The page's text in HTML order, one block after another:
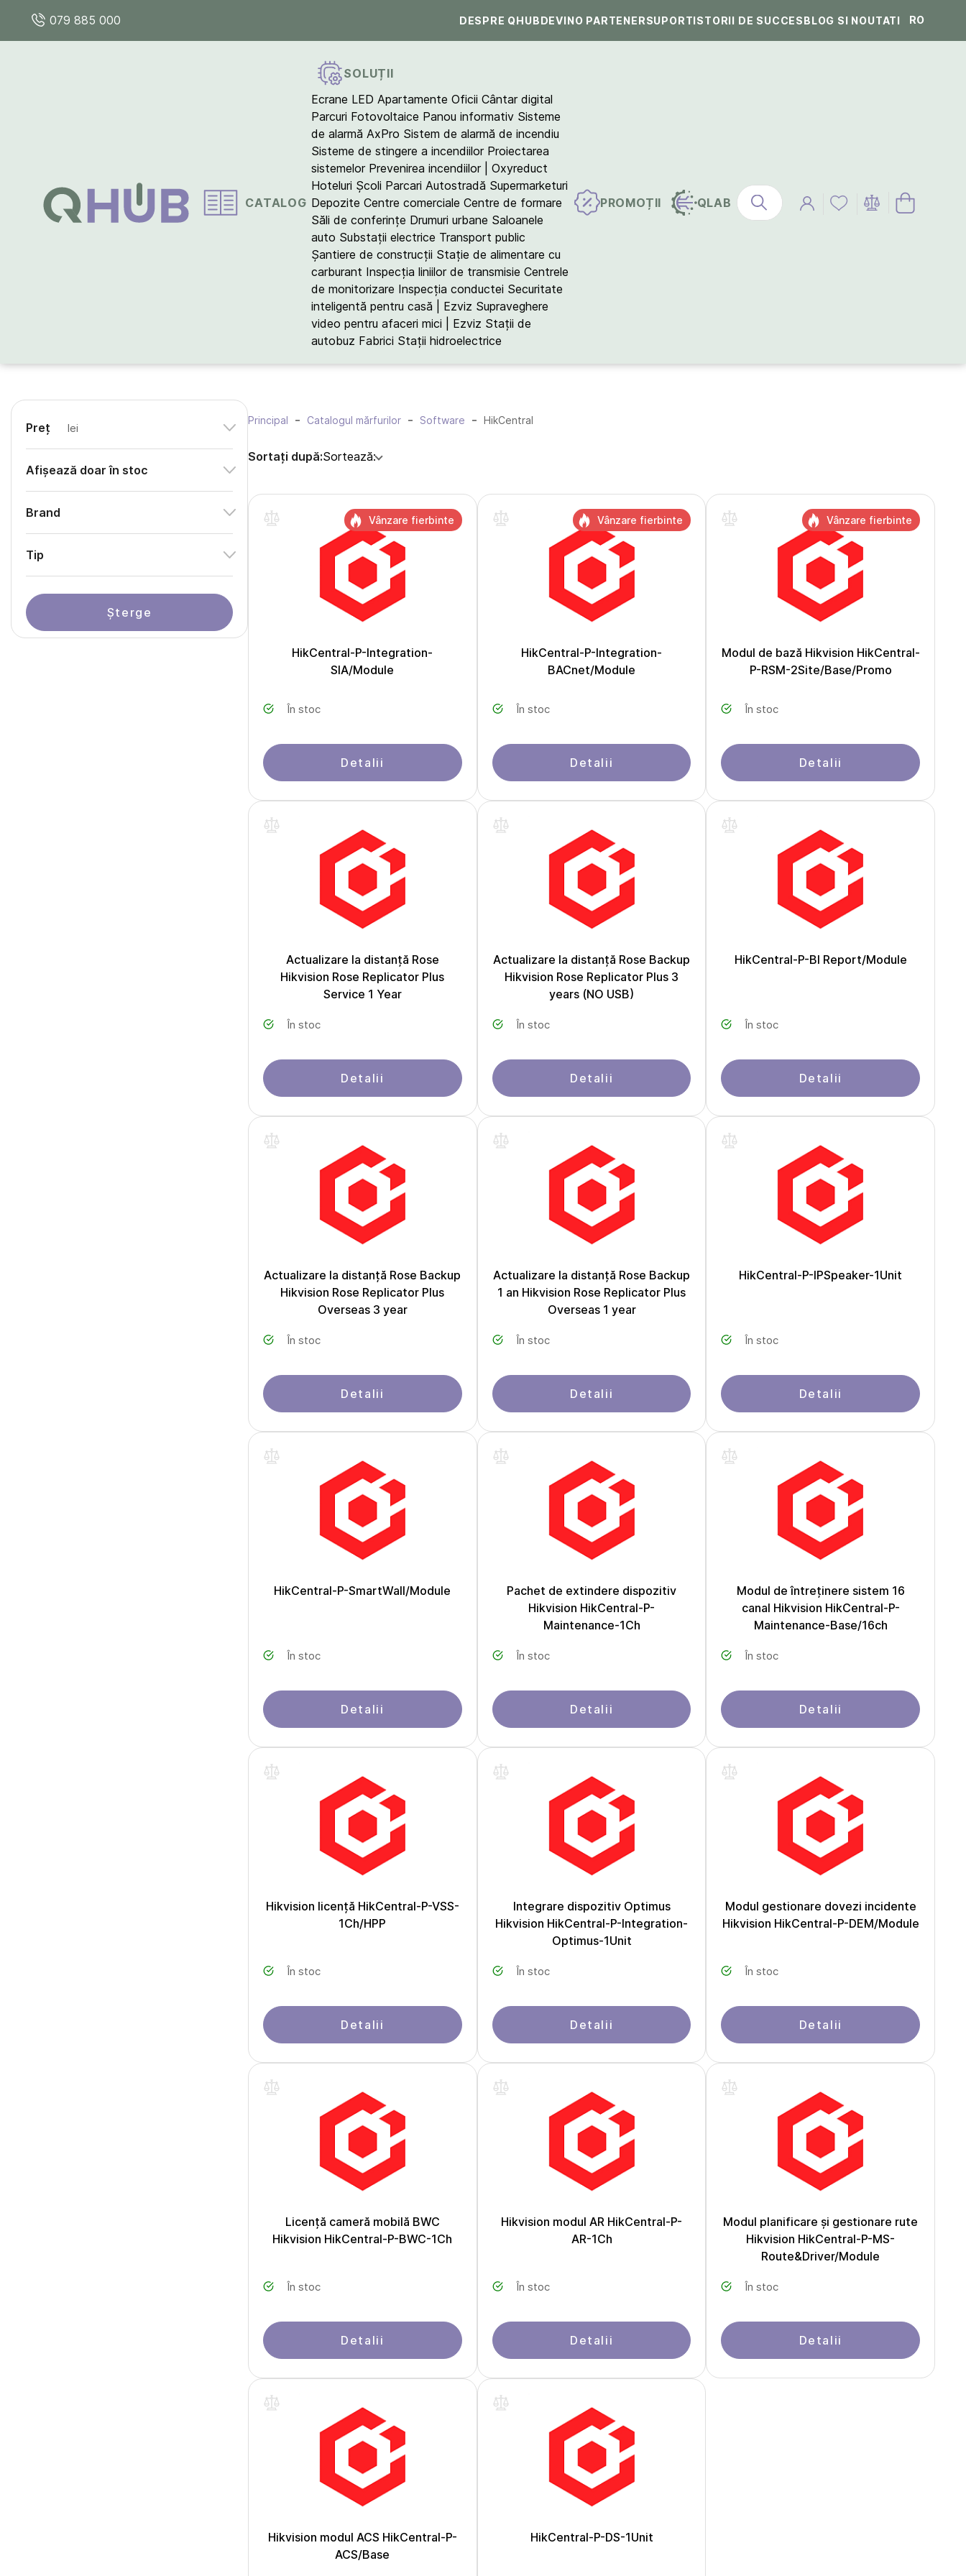
079 885 000 DESPRE QHUBDEVINO PARTENERSUPORTISTORII DE SUCCESBLOG SI NOUTATI RO
CATALOG
SOLUȚII
Ecrane LED Apartamente Oficii Cântar digital
Parcuri Fotovoltaice Panou informativ Sisteme
de alarmă AxPro Sistem de alarmă de incendiu
Sisteme de stingere a incendiilor Proiectarea
sistemelor Prevenirea incendiilor | Oxyreduct
Hoteluri Școli Parcari Autostradă Supermarketuri
Depozite Centre comerciale Centre de formare
Săli de conferințe Drumuri urbane Saloanele
auto Substații electrice Transport public
Șantiere de construcții Stație de alimentare cu
carburant Inspecția liniilor de transmisie Centrele
de monitorizare Inspecția conductei Securitate
inteligentă pentru casă | Ezviz Supraveghere
video pentru afaceri mici | Ezviz Stații de
autobuz Fabrici Stații hidroelectrice
PROMOȚII QLAB
Preț lei
Afișează doar în stoc
Brand
Tip
Șterge
Principal Catalogul mărfurilor Software HikCentral
Sortați după:Sortează:
HikCentral-P-Integration-
SIA/Module
În stoc
Detalii
Vânzare fierbinte
HikCentral-P-Integration-
BACnet/Module
În stoc
Detalii
Vânzare fierbinte
Modul de bază Hikvision HikCentral-
P-RSM-2Site/Base/Promo
În stoc
Detalii
Vânzare fierbinte
Actualizare la distanță Rose
Hikvision Rose Replicator Plus
Service 1 Year
În stoc
Detalii
Actualizare la distanță Rose Backup
Hikvision Rose Replicator Plus 3
years (NO USB)
În stoc
Detalii
HikCentral-P-BI Report/Module
În stoc
Detalii
Actualizare la distanță Rose Backup
Hikvision Rose Replicator Plus
Overseas 3 year
În stoc
Detalii
Actualizare la distanță Rose Backup
1 an Hikvision Rose Replicator Plus
Overseas 1 year
În stoc
Detalii
HikCentral-P-IPSpeaker-1Unit
În stoc
Detalii
HikCentral-P-SmartWall/Module
În stoc
Detalii
Pachet de extindere dispozitiv
Hikvision HikCentral-P-
Maintenance-1Ch
În stoc
Detalii
Modul de întreținere sistem 16
canal Hikvision HikCentral-P-
Maintenance-Base/16ch
În stoc
Detalii
Hikvision licență HikCentral-P-VSS-
1Ch/HPP
În stoc
Detalii
Integrare dispozitiv Optimus
Hikvision HikCentral-P-Integration-
Optimus-1Unit
În stoc
Detalii
Modul gestionare dovezi incidente
Hikvision HikCentral-P-DEM/Module
În stoc
Detalii
Licență cameră mobilă BWC
Hikvision HikCentral-P-BWC-1Ch
În stoc
Detalii
Hikvision modul AR HikCentral-P-
AR-1Ch
În stoc
Detalii
Modul planificare și gestionare rute
Hikvision HikCentral-P-MS-
Route&Driver/Module
În stoc
Detalii
Hikvision modul ACS HikCentral-P-
ACS/Base
HikCentral-P-DS-1Unit